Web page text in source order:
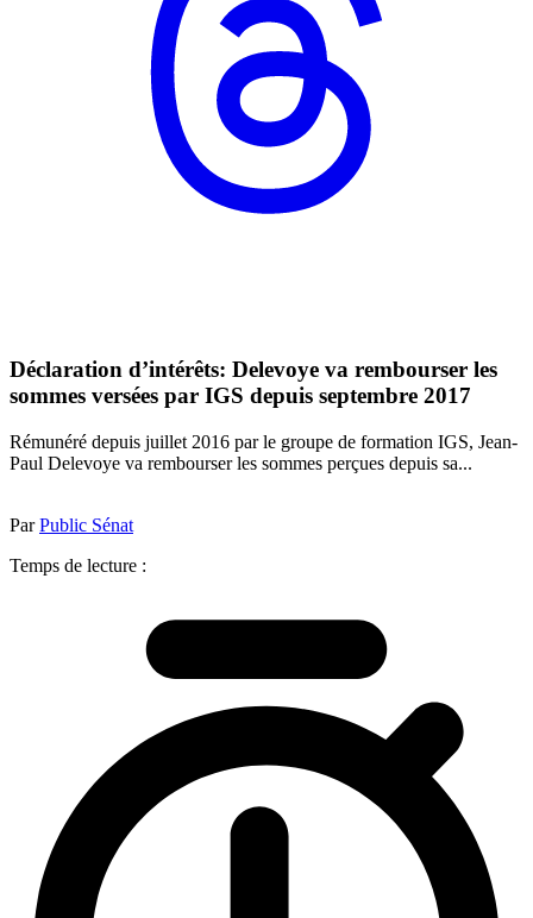
Déclaration d’intérêts: Delevoye va rembourser les
sommes versées par IGS depuis septembre 2017
Rémunéré depuis juillet 2016 par le groupe de formation IGS, Jean-
Paul Delevoye va rembourser les sommes perçues depuis sa...
ParPublic Sénat
Temps de lecture :